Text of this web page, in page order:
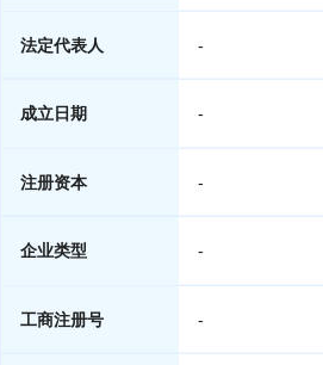
法定代表人 -
成立日期 -
注册资本 -
企业类型 -
工商注册号 -